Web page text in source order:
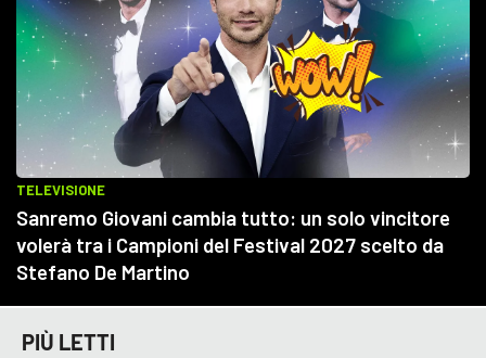
PIÙ LETTI